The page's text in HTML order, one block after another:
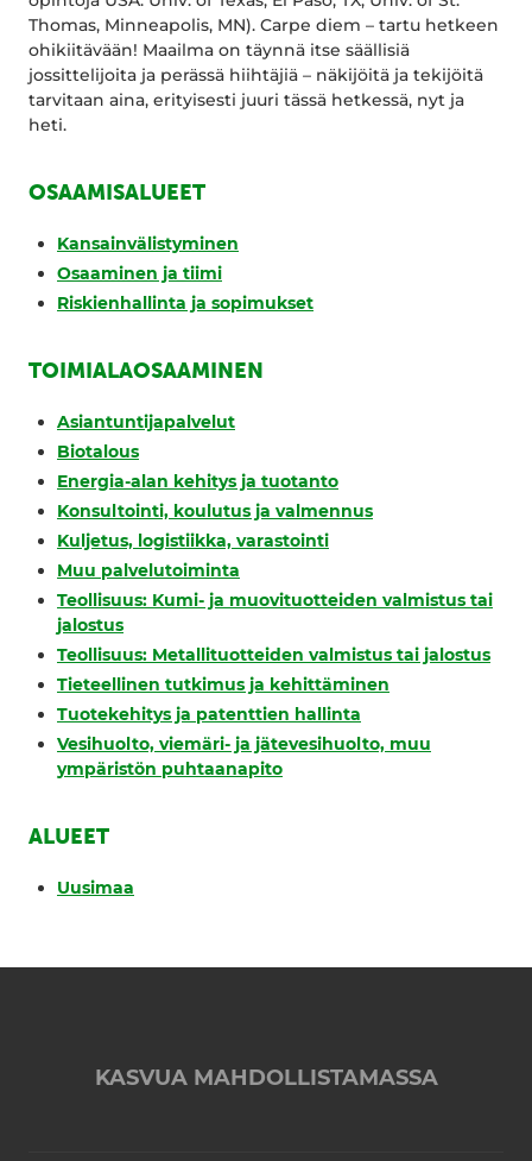
Thomas, Minneapolis, MN). Carpe diem – tartu hetkeen
ohikiitävään! Maailma on täynnä itse säällisiä
jossittelijoita ja perässä hiihtäjiä – näkijöitä ja tekijöitä
tarvitaan aina, erityisesti juuri tässä hetkessä, nyt ja
heti.
OSAAMISALUEET
Kansainvälistyminen
Osaaminen ja tiimi
Riskienhallinta ja sopimukset
TOIMIALAOSAAMINEN
Asiantuntijapalvelut
Biotalous
Energia-alan kehitys ja tuotanto
Konsultointi, koulutus ja valmennus
Kuljetus, logistiikka, varastointi
Muu palvelutoiminta
Teollisuus: Kumi- ja muovituotteiden valmistus tai
jalostus
Teollisuus: Metallituotteiden valmistus tai jalostus
Tieteellinen tutkimus ja kehittäminen
Tuotekehitys ja patenttien hallinta
Vesihuolto, viemäri- ja jätevesihuolto, muu
ympäristön puhtaanapito
ALUEET
Uusimaa
KASVUA MAHDOLLISTAMASSA